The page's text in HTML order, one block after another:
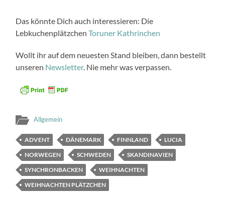
Das könnte Dich auch interessieren: Die
LebkuchenplätzchenToruner Kathrinchen
Wollt ihr auf dem neuesten Stand bleiben, dann bestellt
unseren Newsletter. Nie mehr was verpassen.
Allgemein
ADVENT DÄNEMARK FINNLAND
LUCIA
NORWEGEN
SCHWEDEN
SKANDINAVIEN
SYNCHRONBACKEN
WEIHNACHTEN
WEIHNACHTEN PLÄTZCHEN